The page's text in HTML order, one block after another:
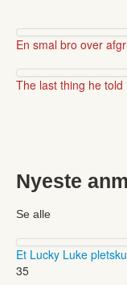
En smal bro over
The last thing he
Nyeste
Se alle
Et Lucky Luke
35